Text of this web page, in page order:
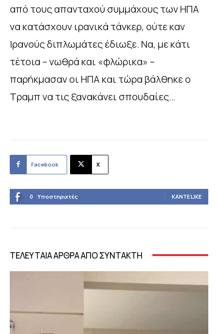
από τους απανταχού συμμάχους των ΗΠΑ
να κατάσχουν ιρανικά τάνκερ, ούτε καν
Ιρανούς διπλωμάτες έδιωξε. Να, με κάτι
τέτοια – νωθρά και «φλώρικα» –
παρήκμασαν οι ΗΠΑ και τώρα βάλθηκε ο
Τραμπ να τις ξανακάνει σπουδαίες…
Facebook X
0 Υποστηρικτές ΚΆΝΤΕ LIKE
ΤΕΛΕΥΤΑΙΑ ΑΡΘΡΑ ΑΠΟ ΣΥΝΤΑΚΤΗ